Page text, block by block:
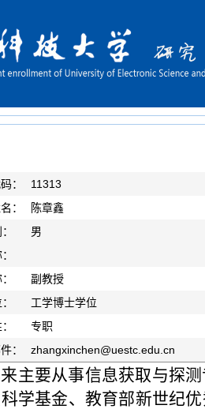
：
11313
：
陈章鑫
男
副教授
工学博士学位
专职
：
zhangxinchen@uestc.edu.cn
主要从事信息获取与探
学基金、教育部新世纪